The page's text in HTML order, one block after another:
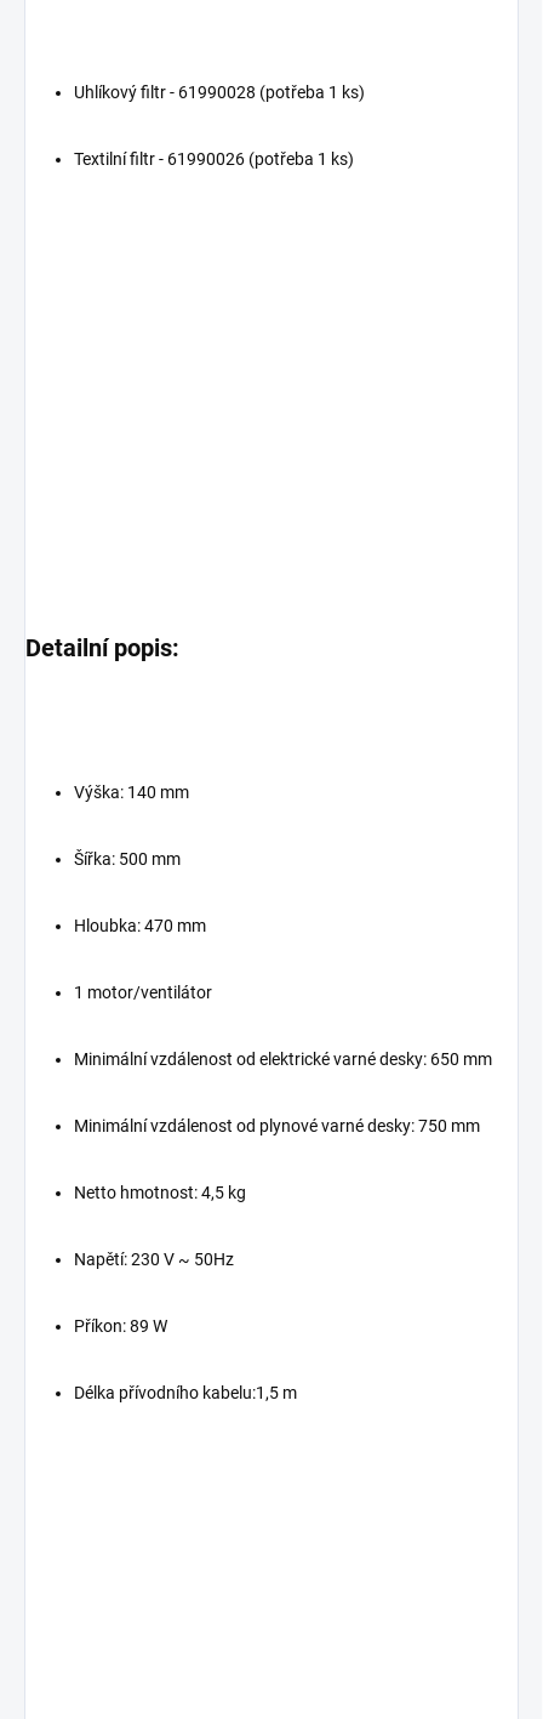
Uhlíkový filtr - 61990028 (potřeba 1 ks)
Textilní filtr - 61990026 (potřeba 1 ks)
Detailní popis:
Výška: 140 mm
Šířka: 500 mm
Hloubka: 470 mm
1 motor/ventilátor
Minimální vzdálenost od elektrické varné desky: 650 mm
Minimální vzdálenost od plynové varné desky: 750 mm
Netto hmotnost: 4,5 kg
Napětí: 230 V ~ 50Hz
Příkon: 89 W
Délka přívodního kabelu:1,5 m